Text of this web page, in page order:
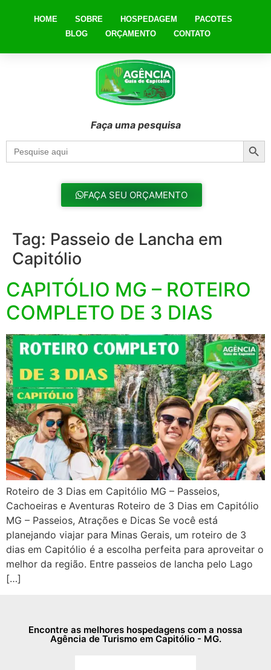
HOME SOBRE HOSPEDAGEM
PACOTES
BLOG
ORÇAMENTO CONTATO
Faça uma pesquisa
Search
for:
FAÇA SEU ORÇAMENTO
Tag: Passeio de Lancha em
Capitólio
CAPITÓLIO MG – ROTEIRO
COMPLETO DE 3 DIAS
Roteiro de 3 Dias em Capitólio MG – Passeios,
Cachoeiras e Aventuras Roteiro de 3 Dias em Capitólio
MG – Passeios, Atrações e Dicas Se você está
planejando viajar para Minas Gerais, um roteiro de 3
dias em Capitólio é a escolha perfeita para aproveitar o
melhor da região. Entre passeios de lancha pelo Lago
[…]
Encontre as melhores hospedagens com a nossa
Agência de Turismo em Capitólio - MG.